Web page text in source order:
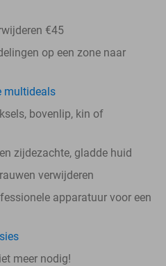
€45
op een zone naar
multideals
bovenlip, kin of
zijdezachte, gladde huid
verwijderen
apparatuur voor een
meer nodig!